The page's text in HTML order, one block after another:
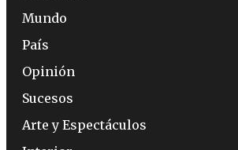
Mundo
País
Opinión
Sucesos
Arte y Espectáculos